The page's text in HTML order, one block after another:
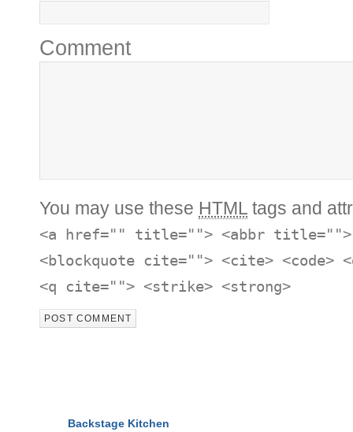
Comment
You may use these HTML tags and
<a href="" title=""> <abbr title="">
<blockquote cite=""> <cite> <code>
<q cite=""> <strike> <strong>
Backstage Kitchen